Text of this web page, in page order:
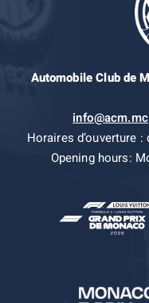
Automobile Club de
info@acm.mc
Horaires d’ouverture
Opening hours: